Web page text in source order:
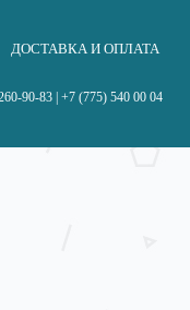
ДОСТАВКА И ОПЛАТА
90-83 | +7 (775) 540 00 04